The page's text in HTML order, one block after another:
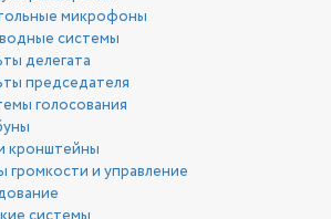
микрофоны
системы
делегата
председателя
голосования
кронштейны
громкости и управление